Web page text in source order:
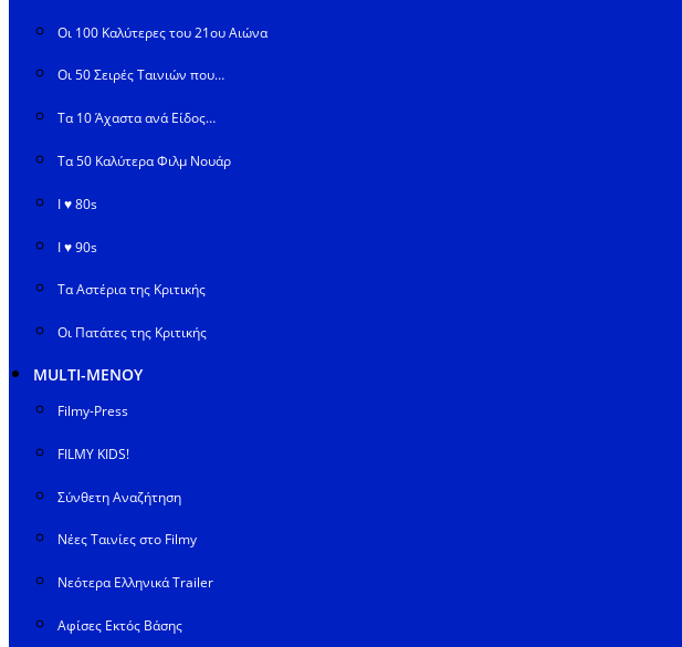
Οι 100 Καλύτερες του 21ου Αιώνα
Οι 50 Σειρές Ταινιών που…
Τα 10 Άχαστα ανά Είδος…
Τα 50 Καλύτερα Φιλμ Νουάρ
I ♥ 80s
I ♥ 90s
Τα Αστέρια της Κριτικής
Οι Πατάτες της Κριτικής
MULTI-ΜΕΝΟΥ
Filmy-Press
FILMY KIDS!
Σύνθετη Αναζήτηση
Νέες Ταινίες στο Filmy
Νεότερα Ελληνικά Trailer
Αφίσες Εκτός Βάσης